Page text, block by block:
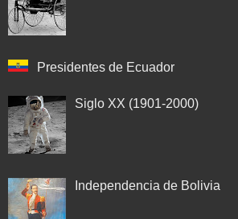
Presidentes de Ecuador
Siglo XX (1901-2000)
Independencia de Bolivia